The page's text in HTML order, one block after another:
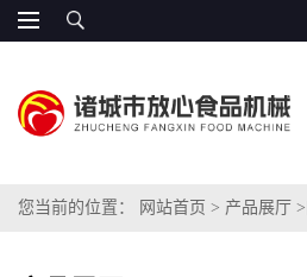
您当前的位置： 网站首页 > 产品展厅 >